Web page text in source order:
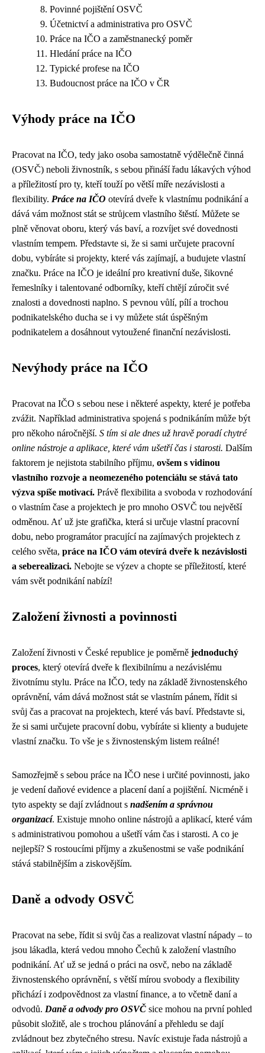
Povinné pojištění OSVČ
Účetnictví a administrativa pro OSVČ
Práce na IČO a zaměstnanecký poměr
Hledání práce na IČO
Typické profese na IČO
Budoucnost práce na IČO v ČR
Výhody práce na IČO
Pracovat na IČO, tedy jako osoba samostatně výdělečně činná
(OSVČ) neboli živnostník, s sebou přináší řadu lákavých výhod
a příležitostí pro ty, kteří touží po větší míře nezávislosti a
flexibility. Práce na IČO otevírá dveře k vlastnímu podnikání a
dává vám možnost stát se strůjcem vlastního štěstí. Můžete se
plně věnovat oboru, který vás baví, a rozvíjet své dovednosti
vlastním tempem. Představte si, že si sami určujete pracovní
dobu, vybíráte si projekty, které vás zajímají, a budujete vlastní
značku. Práce na IČO je ideální pro kreativní duše, šikovné
řemeslníky i talentované odborníky, kteří chtějí zúročit své
znalosti a dovednosti naplno. S pevnou vůlí, pílí a trochou
podnikatelského ducha se i vy můžete stát úspěšným
podnikatelem a dosáhnout vytoužené finanční nezávislosti.
Nevýhody práce na IČO
Pracovat na IČO s sebou nese i některé aspekty, které je potřeba
zvážit. Například administrativa spojená s podnikáním může být
pro někoho náročnější. S tím si ale dnes už hravě poradí chytré
online nástroje a aplikace, které vám ušetří čas i starosti. Dalším
faktorem je nejistota stabilního příjmu, ovšem s vidinou
vlastního rozvoje a neomezeného potenciálu se stává tato
výzva spíše motivací. Právě flexibilita a svoboda v rozhodování
o vlastním čase a projektech je pro mnoho OSVČ tou největší
odměnou. Ať už jste grafička, která si určuje vlastní pracovní
dobu, nebo programátor pracující na zajímavých projektech z
celého světa, práce na IČO vám otevírá dveře k nezávislosti
a seberealizaci. Nebojte se výzev a chopte se příležitostí, které
vám svět podnikání nabízí!
Založení živnosti a povinnosti
Založení živnosti v České republice je poměrně jednoduchý
proces, který otevírá dveře k flexibilnímu a nezávislému
životnímu stylu. Práce na IČO, tedy na základě živnostenského
oprávnění, vám dává možnost stát se vlastním pánem, řídit si
svůj čas a pracovat na projektech, které vás baví. Představte si,
že si sami určujete pracovní dobu, vybíráte si klienty a budujete
vlastní značku. To vše je s živnostenským listem reálné!
Samozřejmě s sebou práce na IČO nese i určité povinnosti, jako
je vedení daňové evidence a placení daní a pojištění. Nicméně i
tyto aspekty se dají zvládnout s nadšením a správnou
organizací. Existuje mnoho online nástrojů a aplikací, které vám
s administrativou pomohou a ušetří vám čas i starosti. A co je
nejlepší? S rostoucími příjmy a zkušenostmi se vaše podnikání
stává stabilnějším a ziskovějším.
Daně a odvody OSVČ
Pracovat na sebe, řídit si svůj čas a realizovat vlastní nápady – to
jsou lákadla, která vedou mnoho Čechů k založení vlastního
podnikání. Ať už se jedná o práci na osvč, nebo na základě
živnostenského oprávnění, s větší mírou svobody a flexibility
přichází i zodpovědnost za vlastní finance, a to včetně daní a
odvodů. Daně a odvody pro OSVČ sice mohou na první pohled
působit složitě, ale s trochou plánování a přehledu se dají
zvládnout bez zbytečného stresu. Navíc existuje řada nástrojů a